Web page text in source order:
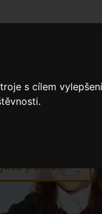
s cílem
pomoci